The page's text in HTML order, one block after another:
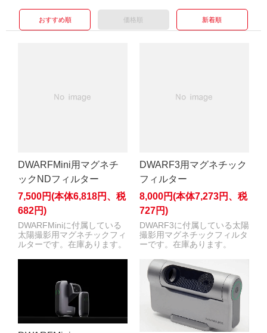
おすすめ順 価格順 新着順
DWARFMini用マグネチ
ックNDフィルター
7,500円(本体6,818円、税
682円)
DWARFMiniに付属している
太陽撮影用マグネチックフィ
ルターです。在庫あります。
DWARF3用マグネチック
フィルター
8,000円(本体7,273円、税
727円)
DWARF3に付属している太陽
撮影用マグネチックフィルタ
ーです。在庫あります。